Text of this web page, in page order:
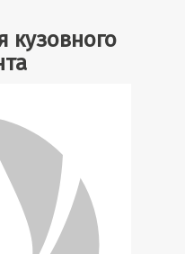
кузовного